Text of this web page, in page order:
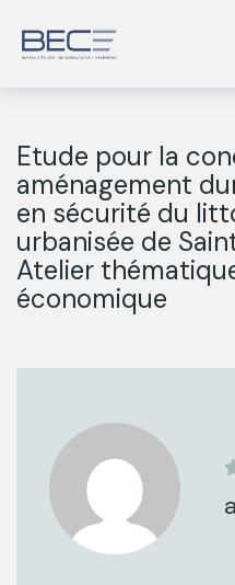
Etude pour la
aménagement
en sécurité du
urbanisée de
Atelier thématique volet socio-
économique